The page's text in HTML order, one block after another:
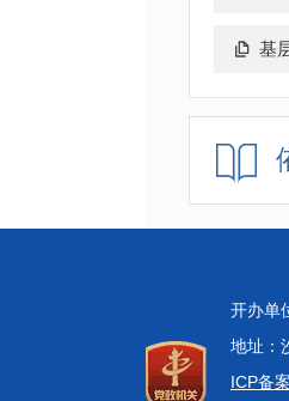
基
开办单
地址：
ICP备